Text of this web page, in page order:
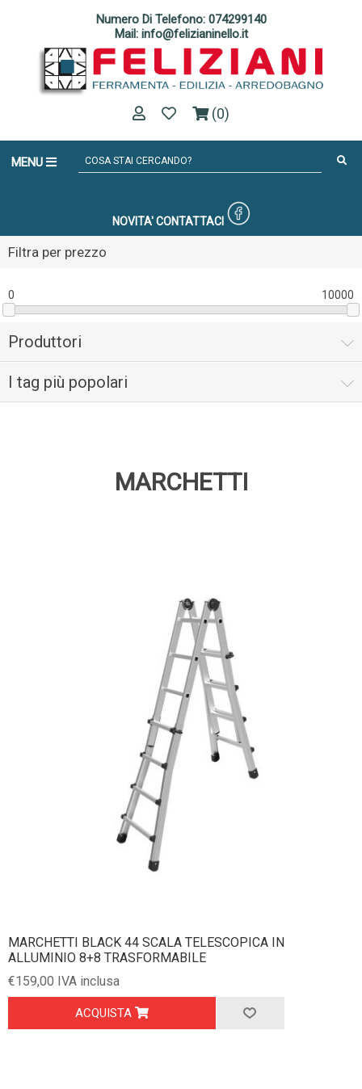
Numero Di Telefono: 074299140
Mail: info@felizianinello.it
(0)
MENU
NOVITA' CONTATTACI
Filtra per prezzo
0 10000
Produttori
I tag più popolari
MARCHETTI
MARCHETTI BLACK 44 SCALA TELESCOPICA IN
ALLUMINIO 8+8 TRASFORMABILE
€159,00 IVA inclusa
ACQUISTA